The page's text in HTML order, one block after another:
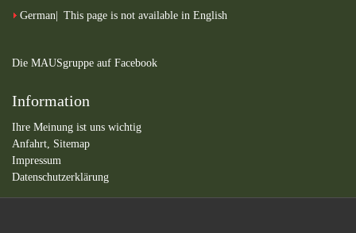
German This page is not available in English
Die MAUSgruppe auf Facebook
Information
Ihre Meinung ist uns wichtig
Anfahrt, Sitemap
Impressum
Datenschutzerklärung